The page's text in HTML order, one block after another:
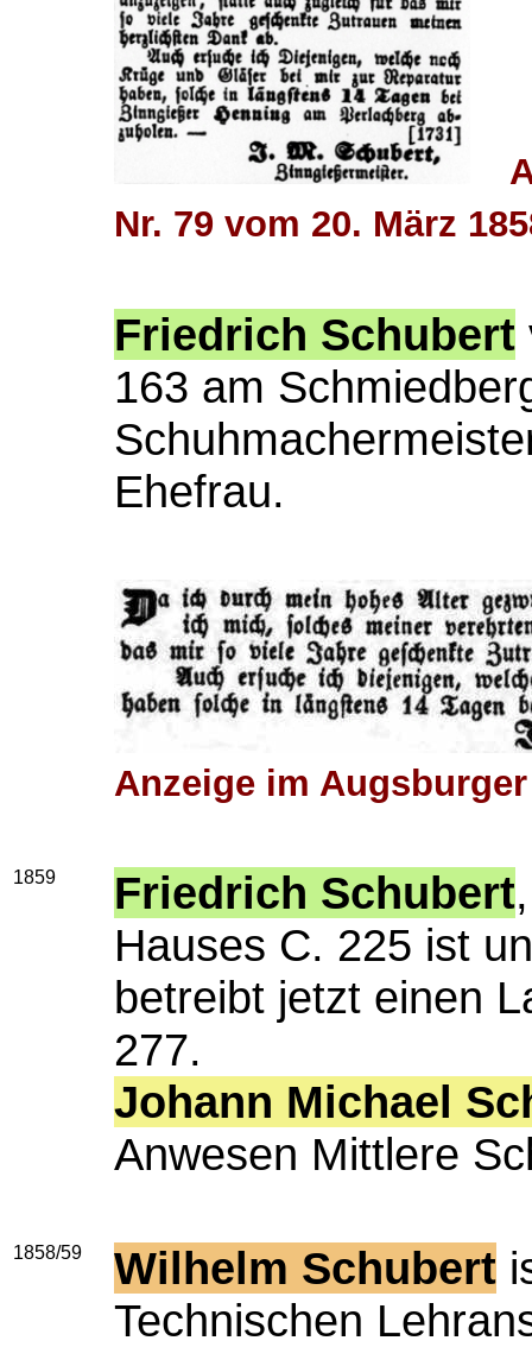
Nr. 79 vom 20. März
Friedrich Schubert
163 am
Ehefrau.
Anzeige im
1859 Friedrich Schubert
Hauses C. 225 ist
betreibt jetzt einen
277.
Johann Michael
Anwesen Mittlere
1858/59 Wilhelm Schubert
Technischen